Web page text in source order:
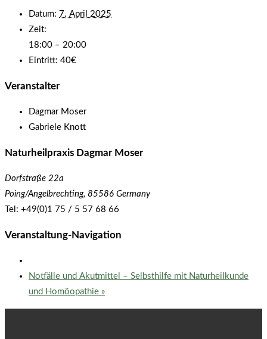
Datum: 7. April 2025
Zeit:
18:00 – 20:00
Eintritt: 40€
Veranstalter
Dagmar Moser
Gabriele Knott
Naturheilpraxis Dagmar Moser
Dorfstraße 22a
Poing/Angelbrechting, 85586 Germany
Tel: +49(0)1 75 / 5 57 68 66
Veranstaltung-Navigation
Notfälle und Akutmittel – Selbsthilfe mit Naturheilkunde
und Homöopathie »